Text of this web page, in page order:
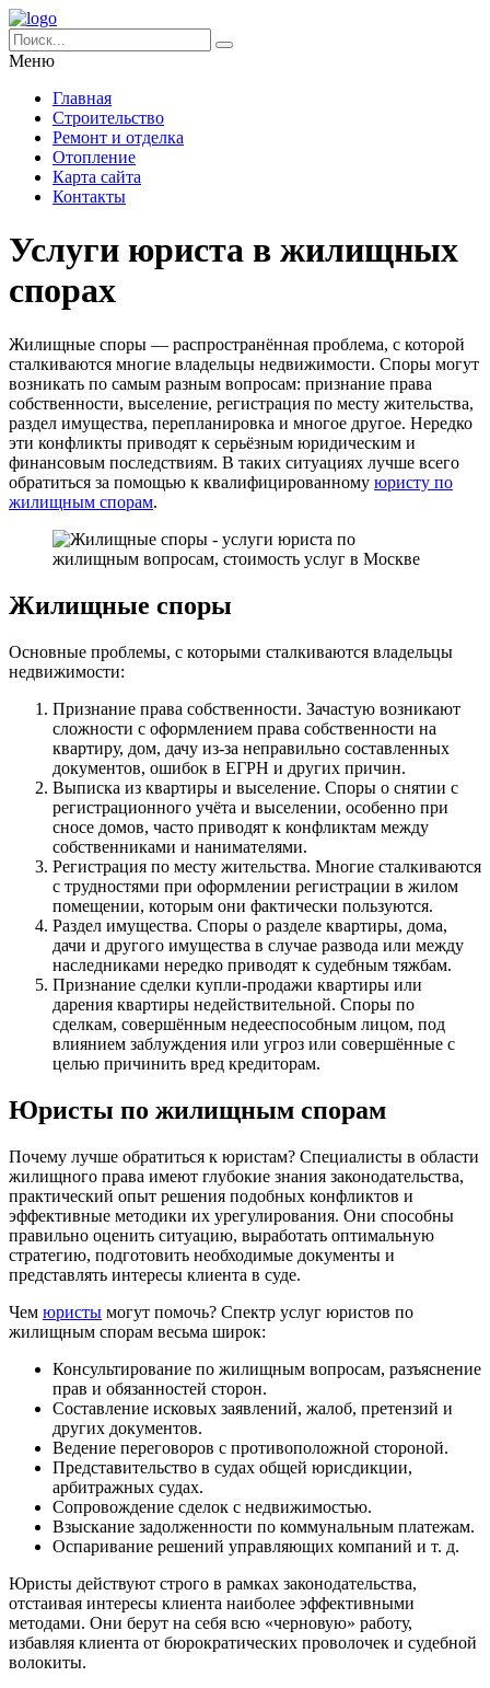
Меню
Главная
Строительство
Ремонт и отделка
Отопление
Карта сайта
Контакты
Услуги юриста в жилищных
спорах
Жилищные споры — распространённая проблема, с которой
сталкиваются многие владельцы недвижимости. Споры могут
возникать по самым разным вопросам: признание права
собственности, выселение, регистрация по месту жительства,
раздел имущества, перепланировка и многое другое. Нередко
эти конфликты приводят к серьёзным юридическим и
финансовым последствиям. В таких ситуациях лучше всего
обратиться за помощью к квалифицированному юристу по
жилищным спорам.
Жилищные споры
Основные проблемы, с которыми сталкиваются владельцы
недвижимости:
Признание права собственности. Зачастую возникают
сложности с оформлением права собственности на
квартиру, дом, дачу из-за неправильно составленных
документов, ошибок в ЕГРН и других причин.
Выписка из квартиры и выселение. Споры о снятии с
регистрационного учёта и выселении, особенно при
сносе домов, часто приводят к конфликтам между
собственниками и нанимателями.
Регистрация по месту жительства. Многие сталкиваются
с трудностями при оформлении регистрации в жилом
помещении, которым они фактически пользуются.
Раздел имущества. Споры о разделе квартиры, дома,
дачи и другого имущества в случае развода или между
наследниками нередко приводят к судебным тяжбам.
Признание сделки купли-продажи квартиры или
дарения квартиры недействительной. Споры по
сделкам, совершённым недееспособным лицом, под
влиянием заблуждения или угроз или совершённые с
целью причинить вред кредиторам.
Юристы по жилищным спорам
Почему лучше обратиться к юристам? Специалисты в области
жилищного права имеют глубокие знания законодательства,
практический опыт решения подобных конфликтов и
эффективные методики их урегулирования. Они способны
правильно оценить ситуацию, выработать оптимальную
стратегию, подготовить необходимые документы и
представлять интересы клиента в суде.
Чем юристы могут помочь? Спектр услуг юристов по
жилищным спорам весьма широк:
Консультирование по жилищным вопросам, разъяснение
прав и обязанностей сторон.
Составление исковых заявлений, жалоб, претензий и
других документов.
Ведение переговоров с противоположной стороной.
Представительство в судах общей юрисдикции,
арбитражных судах.
Сопровождение сделок с недвижимостью.
Взыскание задолженности по коммунальным платежам.
Оспаривание решений управляющих компаний и т. д.
Юристы действуют строго в рамках законодательства,
отстаивая интересы клиента наиболее эффективными
методами. Они берут на себя всю «черновую» работу,
избавляя клиента от бюрократических проволочек и судебной
волокиты.